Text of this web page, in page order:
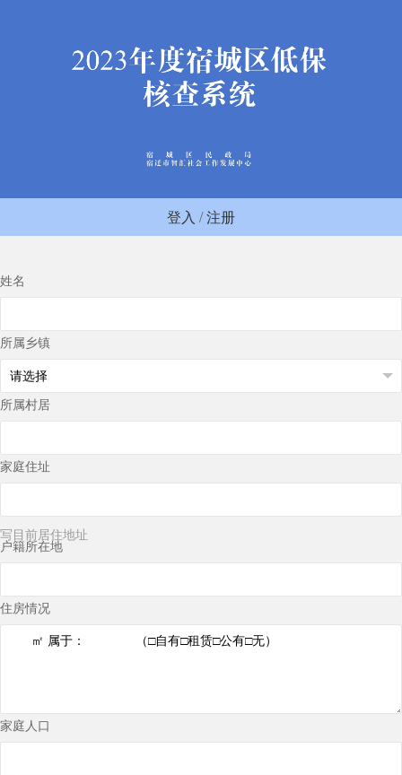
登入 /注册
姓名
所属乡镇
所属村居
家庭住址
写目前居住地址
户籍所在地
住房情况
家庭人口